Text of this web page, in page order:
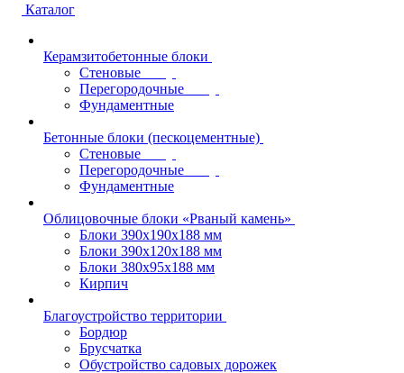
Каталог
Керамзитобетонные блоки
Стеновые
Перегородочные
Фундаментные
Бетонные блоки (пескоцементные)
Стеновые
Перегородочные
Фундаментные
Облицовочные блоки «Рваный камень»
Блоки 390х190х188 мм
Блоки 390х120х188 мм
Блоки 380х95х188 мм
Кирпич
Благоустройство территории
Бордюр
Брусчатка
Обустройство садовых дорожек